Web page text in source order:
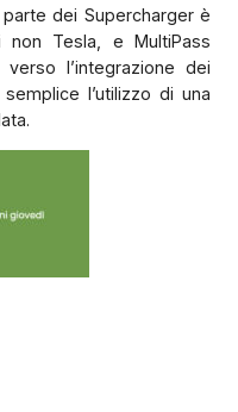
dei Supercharger è
Tesla, e MultiPass
l’integrazione dei
l’utilizzo di una